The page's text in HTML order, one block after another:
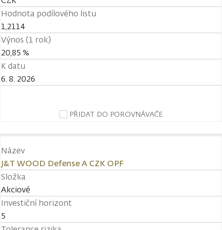
Hodnota podílového listu
1,2114
Výnos (1 rok)
20,85 %
K datu
6. 8. 2026
PŘIDAT DO POROVNÁVAČE
Název
J&T WOOD Defense A CZK OPF
Složka
Akciové
Investiční horizont
5